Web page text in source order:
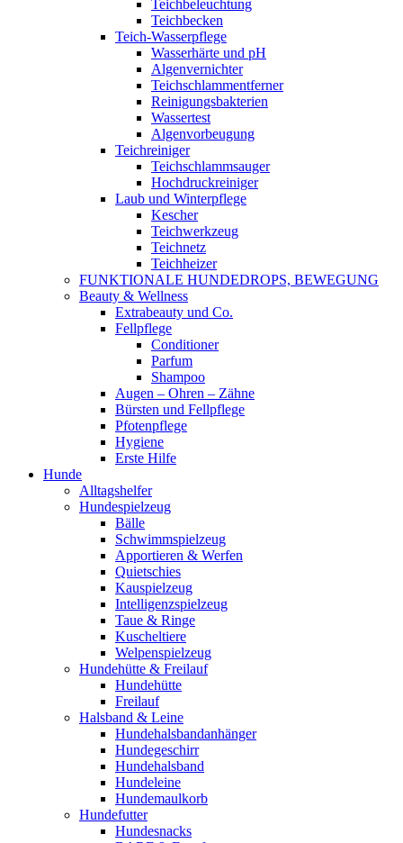
Teichbeleuchtung
Teichbecken
Teich-Wasserpflege
Wasserhärte und pH
Algenvernichter
Teichschlammentferner
Reinigungsbakterien
Wassertest
Algenvorbeugung
Teichreiniger
Teichschlammsauger
Hochdruckreiniger
Laub und Winterpflege
Kescher
Teichwerkzeug
Teichnetz
Teichheizer
FUNKTIONALE HUNDEDROPS, BEWEGUNG
Beauty & Wellness
Extrabeauty und Co.
Fellpflege
Conditioner
Parfum
Shampoo
Augen – Ohren – Zähne
Bürsten und Fellpflege
Pfotenpflege
Hygiene
Erste Hilfe
Hunde
Alltagshelfer
Hundespielzeug
Bälle
Schwimmspielzeug
Apportieren & Werfen
Quietschies
Kauspielzeug
Intelligenzspielzeug
Taue & Ringe
Kuscheltiere
Welpenspielzeug
Hundehütte & Freilauf
Hundehütte
Freilauf
Halsband & Leine
Hundehalsbandanhänger
Hundegeschirr
Hundehalsband
Hundeleine
Hundemaulkorb
Hundefutter
Hundesnacks